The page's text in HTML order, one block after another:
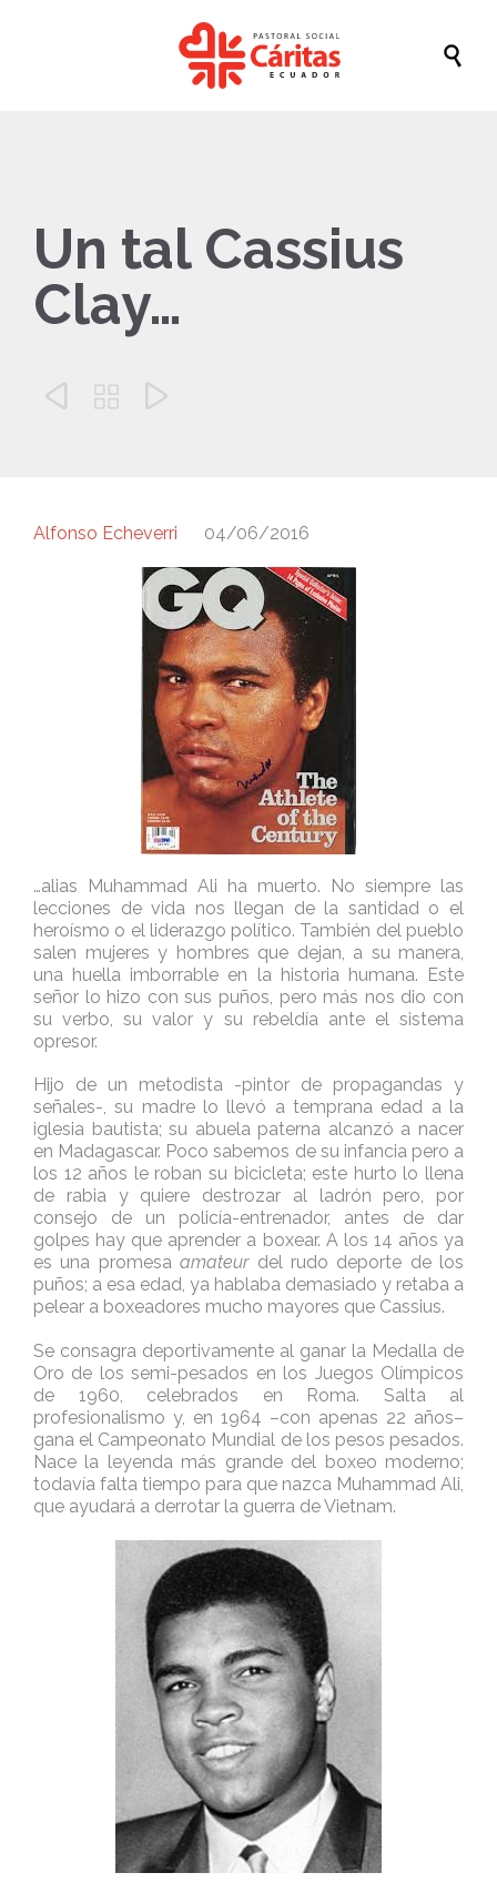

Un tal Cassius
Clay…
  
Alfonso Echeverri 04/06/2016
…alias Muhammad Ali ha muerto. No siempre las
lecciones de vida nos llegan de la santidad o el
heroísmo o el liderazgo político. También del pueblo
salen mujeres y hombres que dejan, a su manera,
una huella imborrable en la historia humana. Este
señor lo hizo con sus puños, pero más nos dio con
su verbo, su valor y su rebeldía ante el sistema
opresor.
Hijo de un metodista -pintor de propagandas y
señales-, su madre lo llevó a temprana edad a la
iglesia bautista; su abuela paterna alcanzó a nacer
en Madagascar. Poco sabemos de su infancia pero a
los 12 años le roban su bicicleta; este hurto lo llena
de rabia y quiere destrozar al ladrón pero, por
consejo de un policía-entrenador, antes de dar
golpes hay que aprender a boxear. A los 14 años ya
es una promesaamateurdel rudo deporte de los
puños; a esa edad, ya hablaba demasiado y retaba a
pelear a boxeadores mucho mayores que Cassius.
Se consagra deportivamente al ganar la Medalla de
Oro de los semi-pesados en los Juegos Olímpicos
de 1960, celebrados en Roma. Salta al
profesionalismo y, en 1964 –con apenas 22 años–
gana el Campeonato Mundial de los pesos pesados.
Nace la leyenda más grande del boxeo moderno;
todavía falta tiempo para que nazca Muhammad Ali,
que ayudará a derrotar la guerra de Vietnam.